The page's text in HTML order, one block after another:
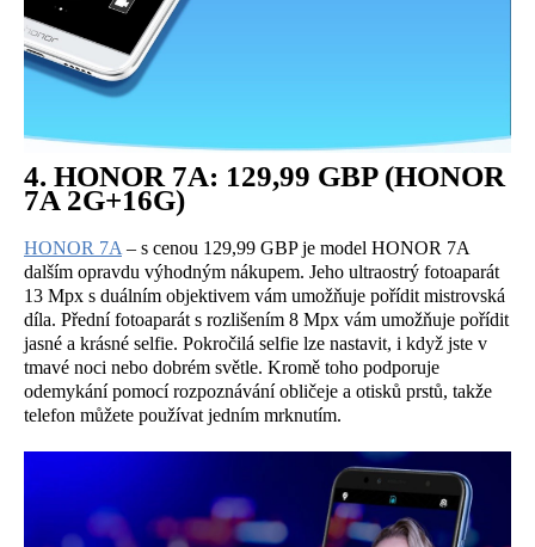
4. HONOR 7A: 129,99 GBP (HONOR
7A 2G+16G)
HONOR 7A – s cenou 129,99 GBP je model HONOR 7A
dalším opravdu výhodným nákupem. Jeho ultraostrý fotoaparát
13 Mpx s duálním objektivem vám umožňuje pořídit mistrovská
díla. Přední fotoaparát s rozlišením 8 Mpx vám umožňuje pořídit
jasné a krásné selfie. Pokročilá selfie lze nastavit, i když jste v
tmavé noci nebo dobrém světle. Kromě toho podporuje
odemykání pomocí rozpoznávání obličeje a otisků prstů, takže
telefon můžete používat jedním mrknutím.